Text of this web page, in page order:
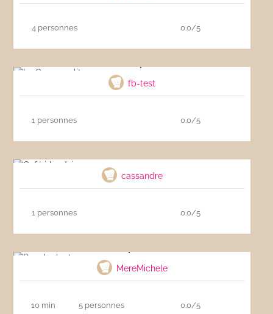
4 personnes 0.0/5
fb-test
1 personnes 0.0/5
cassandre
1 personnes 0.0/5
MereMichele
10 min 5 personnes 0.0/5